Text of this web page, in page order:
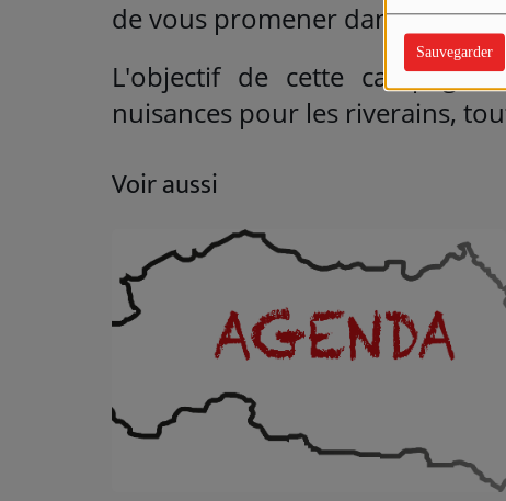
Sauvegarder
de vous promener dans un
L'objectif de cette
nuisances pour les riverains,
Voir aussi